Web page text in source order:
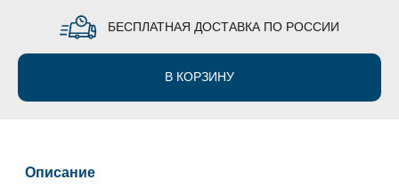
БЕСПЛАТНАЯ ДОСТАВКА ПО РОССИИ
В КОРЗИНУ
Описание